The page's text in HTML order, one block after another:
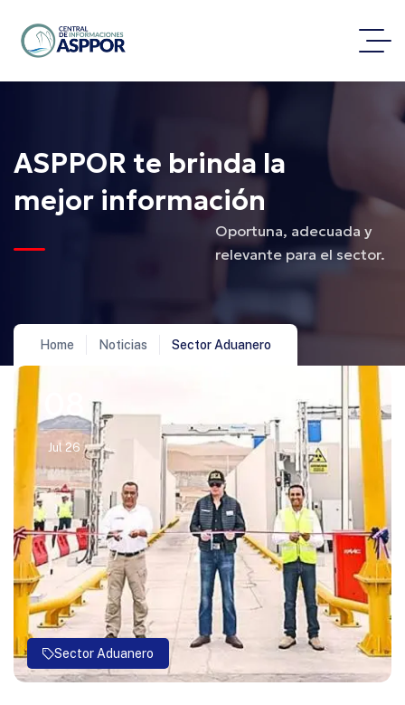
ASPPOR te brinda la
mejor información
Oportuna, adecuada y
relevante para el sector.
Home Noticias Sector Aduanero
08
Jul 26
Sector Aduanero